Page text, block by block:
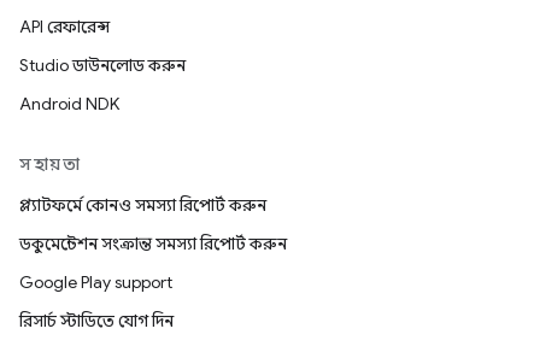
API রেফারেন্স
Studio ডাউনলোড করুন
Android NDK
সহায়তা
প্ল্যাটফর্মে কোনও সমস্যা রিপোর্ট করুন
ডকুমেন্টেশন সংক্রান্ত সমস্যা রিপোর্ট করুন
Google Play support
রিসার্চ স্টাডিতে যোগ দিন